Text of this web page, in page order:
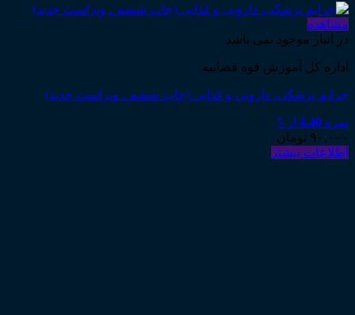
مشاهده
در انبار موجود نمی باشد
اداره کل آموزش قوه قضاییه
جرایم پزشکی، دارویی و غذایی (چاپ ششم ـ ویراست جدید)
نمره 4.40 از 5
۹۰,۰۰۰ تومان
اطلاعات بیشتر